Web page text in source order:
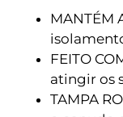
MANTÉM
FEITO
atingir os
TAMPA